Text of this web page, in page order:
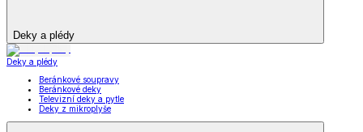
Deky a plédy
Deky a plédy
Beránkové soupravy
Beránkové deky
Televizní deky a pytle
Deky z mikroplyše